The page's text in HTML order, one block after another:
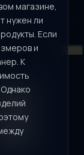
магазине,
нужен ли
Если
и
К